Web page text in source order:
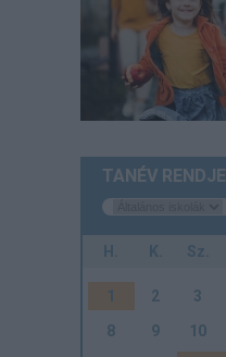
TANÉV RENDJE
H. K. Sz.
1 2 3
8
9 10